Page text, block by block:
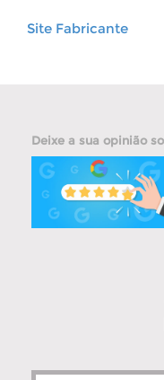
Site Fabricante
Deixe a sua opinião